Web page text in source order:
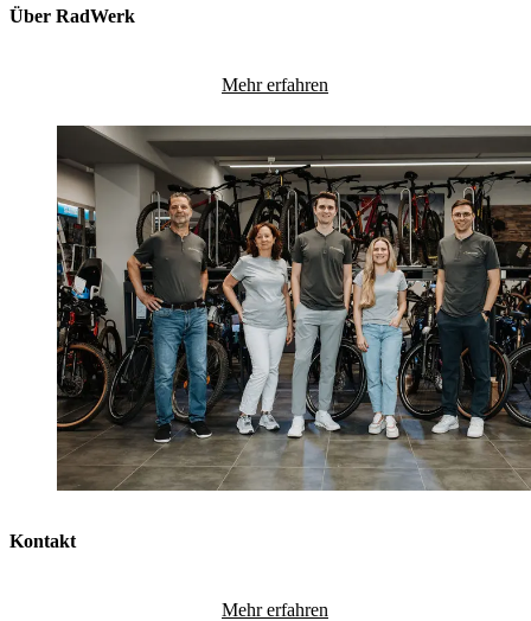
Über RadWerk
Mehr erfahren
Kontakt
Mehr erfahren